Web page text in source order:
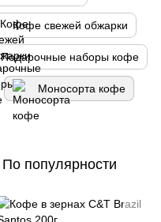
Кофе свежей обжарки
Подарочные наборы кофе
Моносорта кофе
По популярности